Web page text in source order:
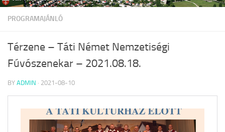
PROGRAMAJÁNLÓ
Térzene – Táti Német Nemzetiségi
Fúvószenekar – 2021.08.18.
BY ADMIN · 2021-08-10